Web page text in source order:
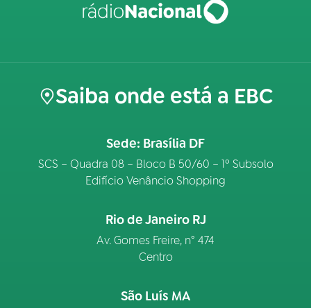
Saiba onde está a EBC
Sede: Brasília DF
SCS – Quadra 08 – Bloco B 50/60 – 1º Subsolo
Edifício Venâncio Shopping
Rio de Janeiro RJ
Av. Gomes Freire, n° 474
Centro
São Luís MA